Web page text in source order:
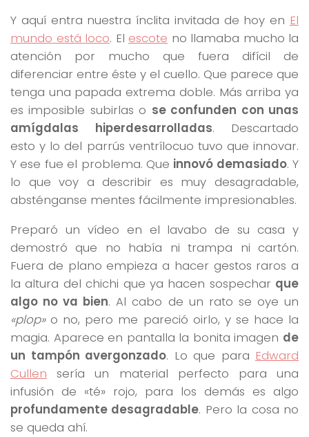
Y aquí entra nuestra ínclita invitada de hoy en El
mundo está loco. El escote no llamaba mucho la
atención por mucho que fuera difícil de
diferenciar entre éste y el cuello. Que parece que
tenga una papada extrema doble. Más arriba ya
es imposible subirlas o se confunden con unas
amígdalas hiperdesarrolladas. Descartado
esto y lo del parrús ventrílocuo tuvo que innovar.
Y ese fue el problema. Que innovó demasiado. Y
lo que voy a describir es muy desagradable,
absténganse mentes fácilmente impresionables.
Preparó un vídeo en el lavabo de su casa y
demostró que no había ni trampa ni cartón.
Fuera de plano empieza a hacer gestos raros a
la altura del chichi que ya hacen sospechar que
algo no va bien. Al cabo de un rato se oye un
«plop»o no, pero me pareció oirlo, y se hace la
magia. Aparece en pantalla la bonita imagen de
un tampón avergonzado. Lo que para Edward
Cullen sería un material perfecto para una
infusión de «té» rojo, para los demás es algo
profundamente desagradable. Pero la cosa no
se queda ahí.